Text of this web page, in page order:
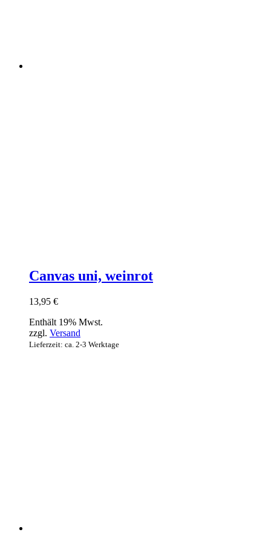
Canvas uni, weinrot
13,95 €
Enthält 19% Mwst.
zzgl. Versand
Lieferzeit: ca. 2-3 Werktage